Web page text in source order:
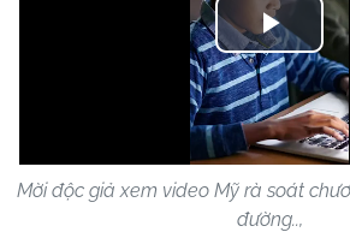
Play
Video
Mời độc giả xem video Mỹ rà soát
đường..,